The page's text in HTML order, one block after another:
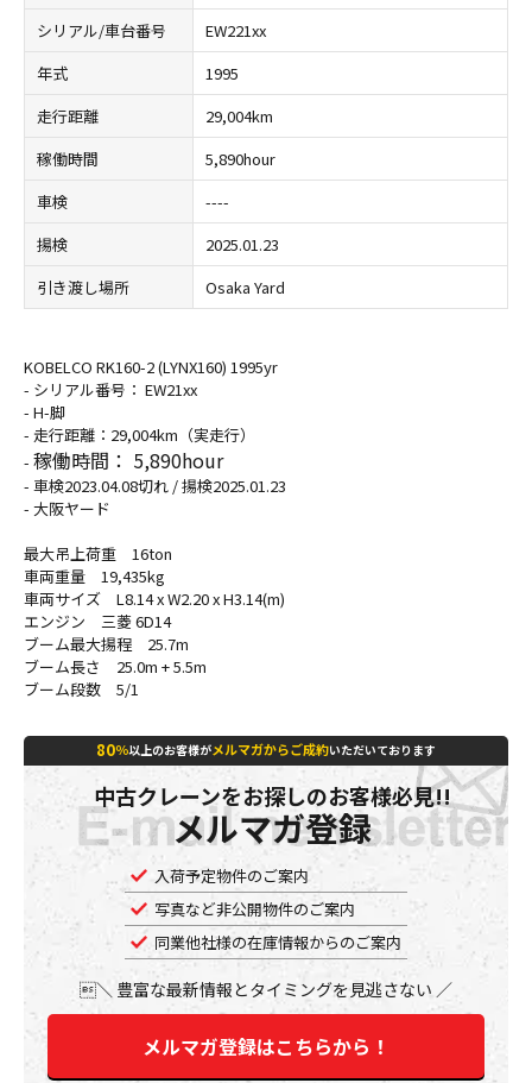
シリアル/車台番号
EW221xx
年式
1995
走行距離
29,004km
稼働時間
5,890hour
車検
----
揚検
2025.01.23
引き渡し場所
Osaka Yard
KOBELCO RK160-2 (LYNX160) 1995yr
- シリアル番号： EW21xx
- H-脚
- 走行距離：29,004km（実走行）
- 稼働時間： 5,890hour
- 車検2023.04.08切れ / 揚検2025.01.23
- 大阪ヤード
最大吊上荷重 16ton
車両重量 19,435kg
車両サイズ L8.14 x W2.20 x H3.14(m)
エンジン 三菱 6D14
ブーム最大揚程 25.7m
ブーム長さ 25.0m + 5.5m
ブーム段数 5/1
80％以上のお客様がメルマガからご成約いただいております
中古クレーンをお探しのお客様必見!!
メルマガ登録
入荷予定物件のご案内
写真など非公開物件のご案内
同業他社様の在庫情報からのご案内
豊富な最新情報とタイミングを見逃さない
メルマガ登録はこちらから！